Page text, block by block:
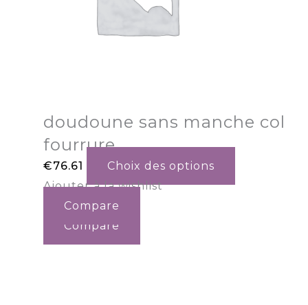
doudoune sans manche col
fourrure
€76.61
Choix des options
Ajouter à la wishlist
Compare
Compare